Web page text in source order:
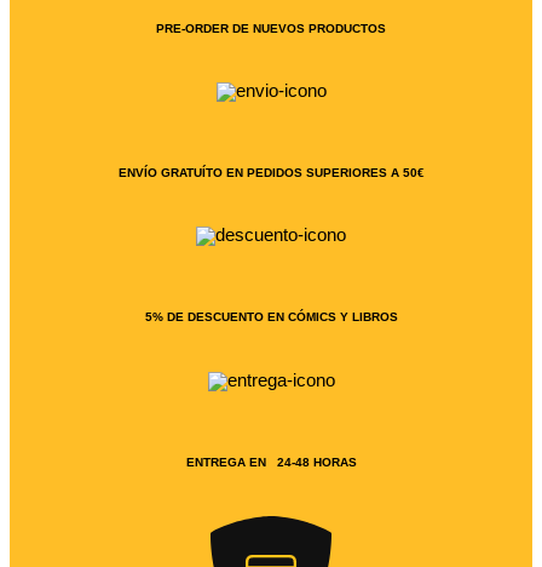
PRE-ORDER DE NUEVOS PRODUCTOS
ENVÍO GRATUÍTO EN PEDIDOS SUPERIORES A 50€
5% DE DESCUENTO EN CÓMICS Y LIBROS
ENTREGA EN 24-48 HORAS